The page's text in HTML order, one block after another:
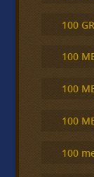
100
100
100
100
100